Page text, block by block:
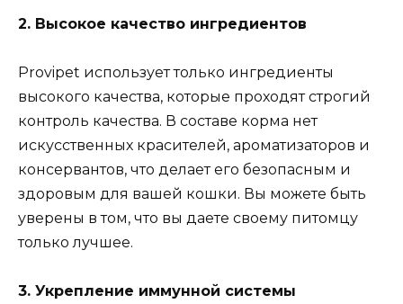
2. Высокое качество ингредиентов
Provipet использует только ингредиенты
высокого качества, которые проходят строгий
контроль качества. В составе корма нет
искусственных красителей, ароматизаторов и
консервантов, что делает его безопасным и
здоровым для вашей кошки. Вы можете быть
уверены в том, что вы даете своему питомцу
только лучшее.
3. Укрепление иммунной системы